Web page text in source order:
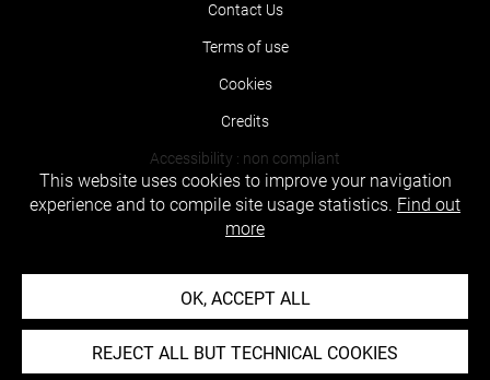
Contact Us
Terms of use
Cookies
Credits
Accessibility : non compliant
This website uses cookies to improve your navigation
experience and to compile site usage statistics. Find out
more
OK, ACCEPT ALL
REJECT ALL BUT TECHNICAL COOKIES